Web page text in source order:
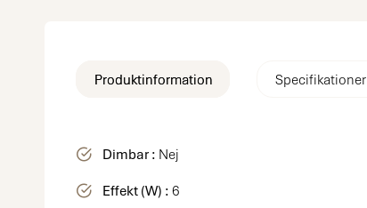
Produktinformation Specifikationer
Dimbar : Nej
Effekt (W) :6